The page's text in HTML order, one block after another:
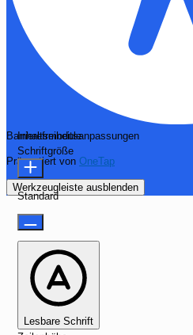
Barrierefreiheitsanpassungen
Präsentiert von OneTap
Werkzeugleiste ausblenden
Inhaltsmodule
Schriftgröße
Standard
Lesbare Schrift